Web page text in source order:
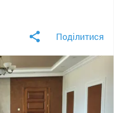
Поділитися